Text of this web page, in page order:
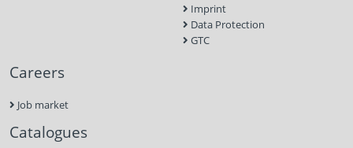
Imprint
Data Protection
GTC
Careers
Job market
Catalogues